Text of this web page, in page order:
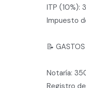
ITP (10%):
Impuesto
📝
Notaría:
Registro